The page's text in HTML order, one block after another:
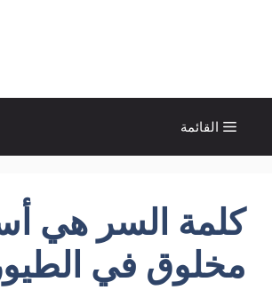
القائمة
كلمة السر هي
مخلوق في